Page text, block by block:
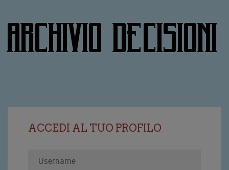
ARCHIVIO DECISIONI
ACCEDI AL TUO PROFILO